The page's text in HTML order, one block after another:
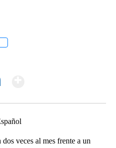
veces al mes frente a un